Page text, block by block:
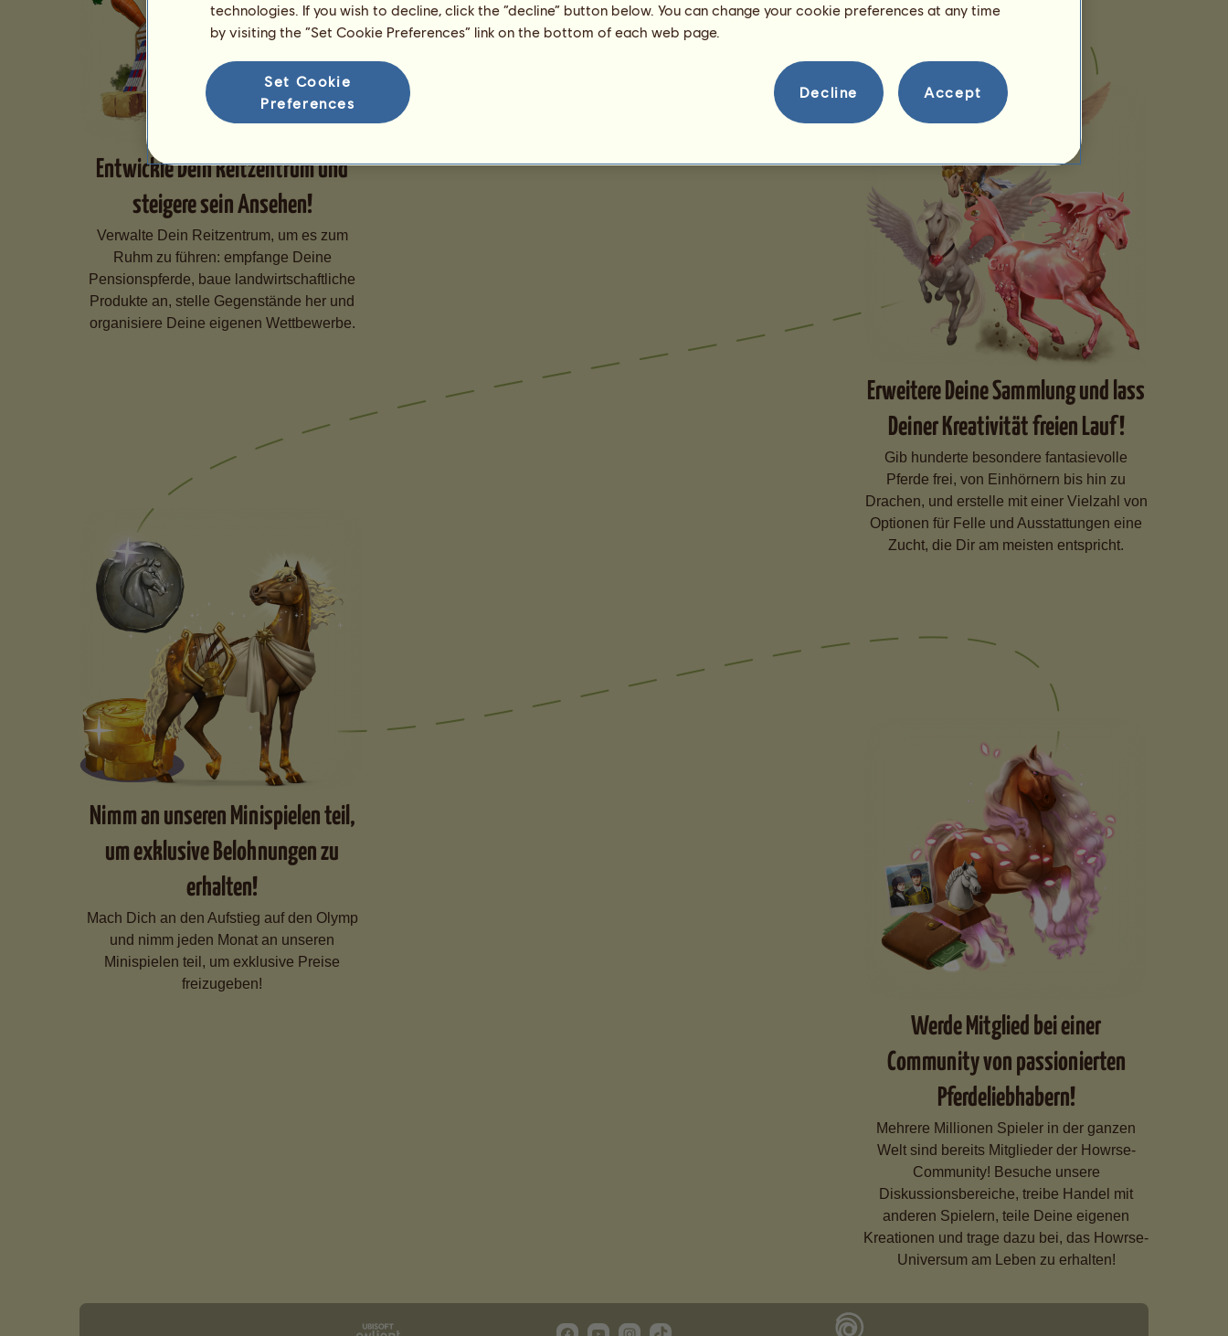
Entwickle Dein Reitzentrum und
steigere sein Ansehen!
Verwalte Dein Reitzentrum, um es zum
Ruhm zu führen: empfange Deine
Pensionspferde, baue landwirtschaftliche
Produkte an, stelle Gegenstände her und
organisiere Deine eigenen Wettbewerbe.
Erweitere Deine Sammlung und lass
Deiner Kreativität freien Lauf!
Gib hunderte besondere fantasievolle
Pferde frei, von Einhörnern bis hin zu
Drachen, und erstelle mit einer Vielzahl von
Optionen für Felle und Ausstattungen eine
Zucht, die Dir am meisten entspricht.
Nimm an unseren Minispielen teil,
um exklusive Belohnungen zu
erhalten!
Mach Dich an den Aufstieg auf den Olymp
und nimm jeden Monat an unseren
Minispielen teil, um exklusive Preise
freizugeben!
Werde Mitglied bei einer
Community von passionierten
Pferdeliebhabern!
Mehrere Millionen Spieler in der ganzen
Welt sind bereits Mitglieder der Howrse-
Community! Besuche unsere
Diskussionsbereiche, treibe Handel mit
anderen Spielern, teile Deine eigenen
Kreationen und trage dazu bei, das Howrse-
Universum am Leben zu erhalten!
technologies. If you wish to decline, click the “decline” button below. You can change your cookie preferences at any time
by visiting the “Set Cookie Preferences” link on the bottom of each web page.
Set Cookie
Preferences
Decline Accept